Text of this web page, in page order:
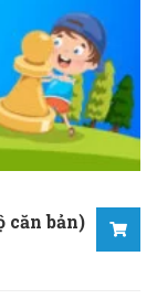
căn bản)